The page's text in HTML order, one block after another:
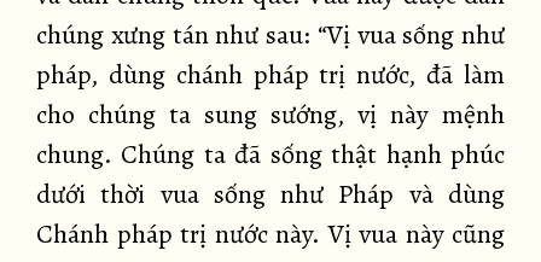
chúng xưng tán như sau: “Vị vua sống như
pháp, dùng chánh pháp trị nước, đã làm
cho chúng ta sung sướng, vị này mệnh
chung. Chúng ta đã sống thật hạnh phúc
dưới thời vua sống như Pháp và dùng
Chánh pháp trị nước này. Vị vua này cũng